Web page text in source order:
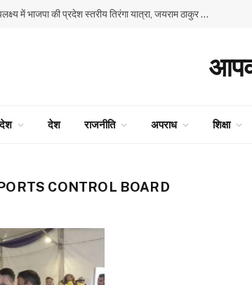
80वें स्वतंत्रता दिवस के उपलक्ष्य में भाजपा की प्रदेश स्तरीय तिरंगा यात्रा, जयराम ठाकुर और सुरेश कश्यप ने किया नेतृत्व
देश राजनीति अपराध शिक्षा
CONTROL BOARD